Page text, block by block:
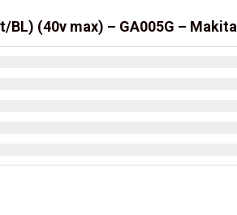
(40v max) – GA005G – Makita